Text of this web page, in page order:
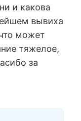
и какова
вывиха
может
тяжелое,
за